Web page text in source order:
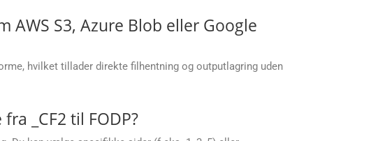
S3, Azure Blob eller Google
hvilket tillader direkte filhentning og outputlagring uden
_CF2 til FODP?